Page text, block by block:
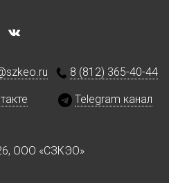
8 (812) 365-40-44
Telegram канал
ООО «СЗКЭО»